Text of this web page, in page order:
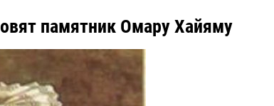
памятник Омару Хайяму